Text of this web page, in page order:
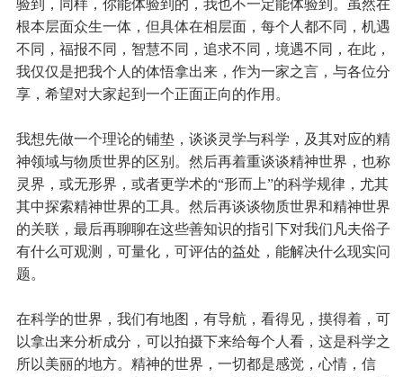
验到，同样，你能体验到的，我也不一定能体验到。虽然在
根本层面众生一体，但具体在相层面，每个人都不同，机遇
不同，福报不同，智慧不同，追求不同，境遇不同，在此，
我仅仅是把我个人的体悟拿出来，作为一家之言，与各位分
享，希望对大家起到一个正面正向的作用。
我想先做一个理论的铺垫，谈谈灵学与科学，及其对应的精
神领域与物质世界的区别。然后再着重谈谈精神世界，也称
灵界，或无形界，或者更学术的“形而上”的科学规律，尤其
其中探索精神世界的工具。然后再谈谈物质世界和精神世界
的关联，最后再聊聊在这些善知识的指引下对我们凡夫俗子
有什么可观测，可量化，可评估的益处，能解决什么现实问
题。
在科学的世界，我们有地图，有导航，看得见，摸得着，可
以拿出来分析成分，可以拍摄下来给每个人看，这是科学之
所以美丽的地方。精神的世界，一切都是感觉，心情，信